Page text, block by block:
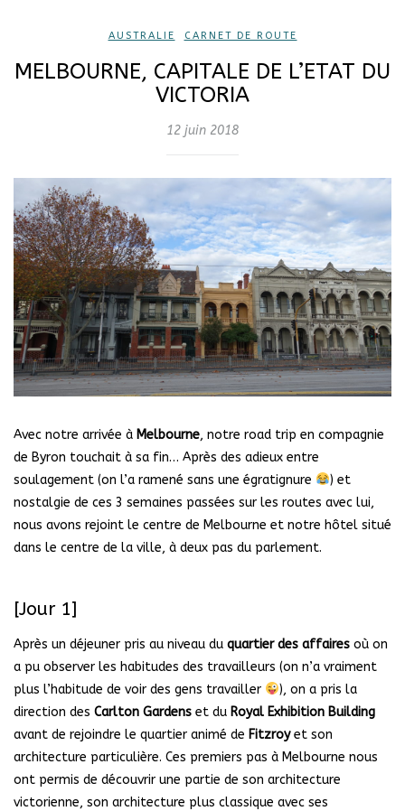
AUSTRALIE CARNET DE ROUTE
MELBOURNE, CAPITALE DE L’ETAT DU
VICTORIA
12 juin 2018
Avec notre arrivée à Melbourne, notre road trip en compagnie
de Byron touchait à sa fin… Après des adieux entre
soulagement (on l’a ramené sans une égratignure
) et
nostalgie de ces 3 semaines passées sur les routes avec lui,
nous avons rejoint le centre de Melbourne et notre hôtel situé
dans le centre de la ville, à deux pas du parlement.
[Jour 1]
Après un déjeuner pris au niveau du quartier des affaires où on
a pu observer les habitudes des travailleurs (on n’a vraiment
plus l’habitude de voir des gens travailler
), on a pris la
direction des Carlton Gardens et du Royal Exhibition Building
avant de rejoindre le quartier animé de Fitzroyet son
architecture particulière. Ces premiers pas à Melbourne nous
ont permis de découvrir une partie de son architecture
victorienne, son architecture plus classique avec ses